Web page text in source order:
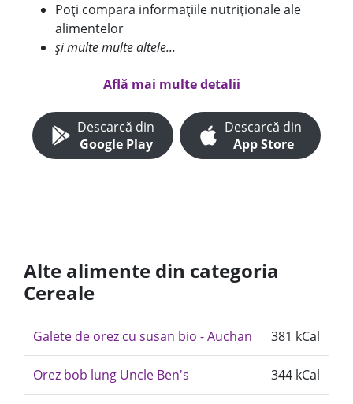
Poți compara informațiile nutriționale ale
alimentelor
și multe multe altele...
Află mai multe detalii
Descarcă din
Google Play
Descarcă din
App Store
Alte alimente din categoria
Cereale
Galete de orez cu susan bio - Auchan 381 kCal
Orez bob lung Uncle Ben's 344 kCal